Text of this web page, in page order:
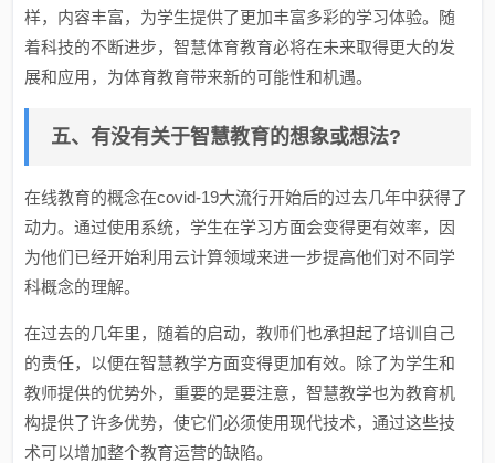
样，内容丰富，为学生提供了更加丰富多彩的学习体验。随
着科技的不断进步，智慧体育教育必将在未来取得更大的发
展和应用，为体育教育带来新的可能性和机遇。
五、有没有关于智慧教育的想象或想法?
在线教育的概念在covid-19大流行开始后的过去几年中获得了
动力。通过使用系统，学生在学习方面会变得更有效率，因
为他们已经开始利用云计算领域来进一步提高他们对不同学
科概念的理解。
在过去的几年里，随着的启动，教师们也承担起了培训自己
的责任，以便在智慧教学方面变得更加有效。除了为学生和
教师提供的优势外，重要的是要注意，智慧教学也为教育机
构提供了许多优势，使它们必须使用现代技术，通过这些技
术可以增加整个教育运营的缺陷。